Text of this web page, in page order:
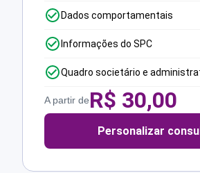
Dados comportamentais
Informações do SPC
Quadro societário e
A partir deR$ 30,00
Personalizar